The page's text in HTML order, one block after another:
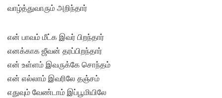
வாழ்த்துவாரும் அறிந்தார்
என் பாவம் மீட்க இவர் பிறந்தார்
எனக்காக ஜீவன் தரப்பிறந்தார்
என் உள்ளம் இவருக்கே சொந்தம்
என் எல்லாம் இவரிலே தஞ்சம்
எதுவும் வேண்டாம் இப்பூமியிலே